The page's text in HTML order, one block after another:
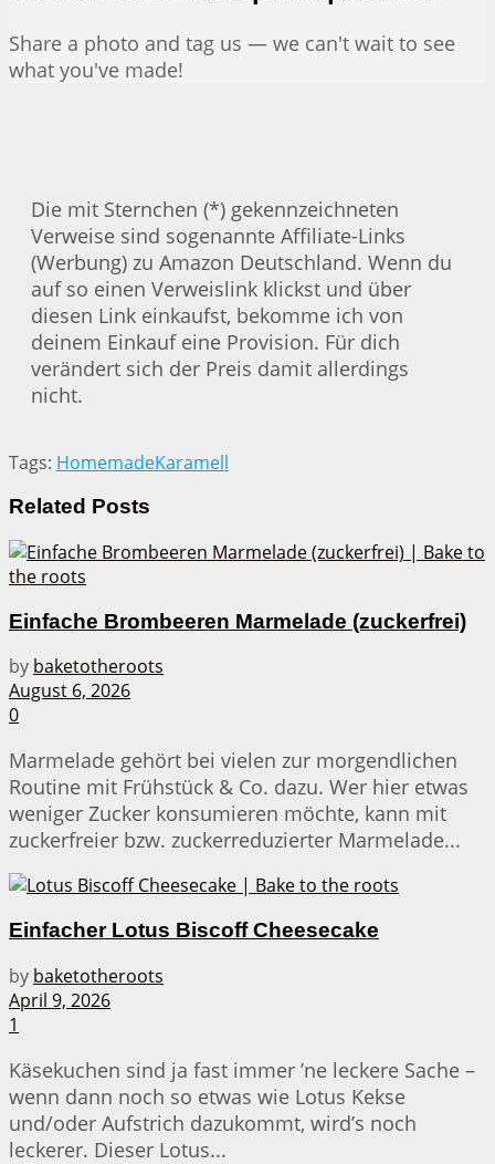
Share a photo and tag us — we can't wait to see
what you've made!
Die mit Sternchen (*) gekennzeichneten
Verweise sind sogenannte Affiliate-Links
(Werbung) zu Amazon Deutschland. Wenn du
auf so einen Verweislink klickst und über
diesen Link einkaufst, bekomme ich von
deinem Einkauf eine Provision. Für dich
verändert sich der Preis damit allerdings
nicht.
Tags: HomemadeKaramell
Related Posts
Einfache Brombeeren Marmelade (zuckerfrei)
by baketotheroots
August 6, 2026
0
Marmelade gehört bei vielen zur morgendlichen
Routine mit Frühstück & Co. dazu. Wer hier etwas
weniger Zucker konsumieren möchte, kann mit
zuckerfreier bzw. zuckerreduzierter Marmelade...
Einfacher Lotus Biscoff Cheesecake
by baketotheroots
April 9, 2026
1
Käsekuchen sind ja fast immer ’ne leckere Sache –
wenn dann noch so etwas wie Lotus Kekse
und/oder Aufstrich dazukommt, wird’s noch
leckerer. Dieser Lotus...